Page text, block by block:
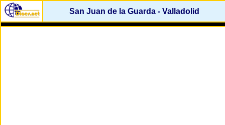
San Juan de la Guarda - Valladolid